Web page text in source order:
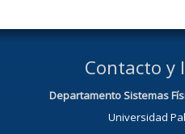
Contacto y
Departamento Sistemas
Universidad